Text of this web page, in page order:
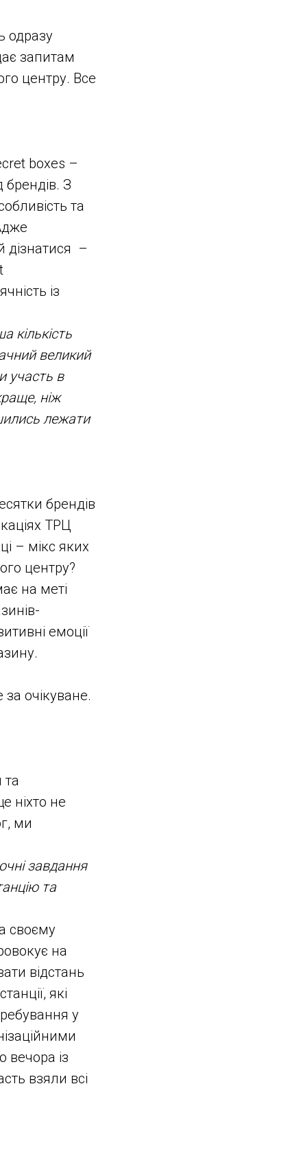
одразу
запитам
центру. Все
boxes –
брендів. З
та
дізнатися –
із
кількість
великий
участь в
ніж
лежати
брендів
ТРЦ
– мікс яких
центру?
на меті
емоції
очікуване.
ніхто не
ми
завдання
та
своєму
на
відстань
які
у
вечора із
взяли всі